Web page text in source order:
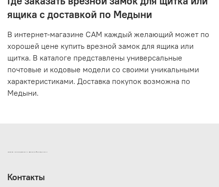
ящика с доставкой по Медыни
В интернет-магазине САМ каждый желающий может по
хорошей цене купить врезной замок для ящика или
щитка. В каталоге представлены универсальные
почтовые и кодовые модели со своими уникальными
характеристиками. Доставка покупок возможна по
Медыни.
ИНТЕРНЕТ-МАГАЗИН ДВЕРНОЙ И МЕБЕЛЬНОЙ ФУРНИТУРЫ САМ
Контакты